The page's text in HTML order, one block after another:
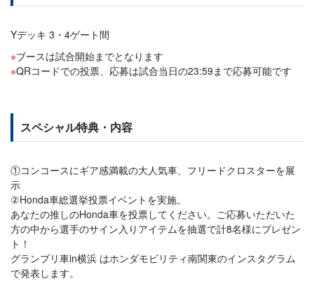
Yデッキ 3・4ゲート間
ブースは試合開始までとなります
QRコードでの投票、応募は試合当日の23:59まで応募可能です
スペシャル特典・内容
①コンコースにギア感満載の大人気車、フリードクロスターを展
示
②Honda車総選挙投票イベントを実施。
あなたの推しのHonda車を投票してください。ご応募いただいた
方の中から選手のサイン入りアイテムを抽選で計8名様にプレゼン
ト！
グランプリ車in横浜 はホンダモビリティ南関東のインスタグラム
で発表します。